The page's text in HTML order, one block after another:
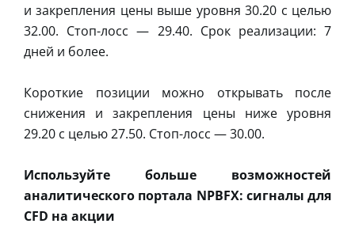
и закрепления цены выше уровня 30.20 с целью
32.00. Стоп-лосс — 29.40. Срок реализации: 7
дней и более.
Короткие позиции можно открывать после
снижения и закрепления цены ниже уровня
29.20 с целью 27.50. Стоп-лосс — 30.00.
Используйте больше возможностей
аналитического портала NPBFX: сигналы для
CFD на акции